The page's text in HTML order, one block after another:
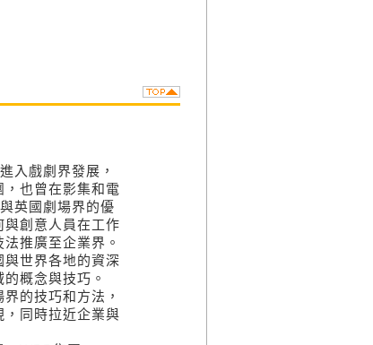
入戲劇界發展，
也曾在影集和電
英國劇場界的優
創意人員在工作
推廣至企業界。
與世界各地的資深
概念與技巧。
的技巧和方法，
同時拉近企業與